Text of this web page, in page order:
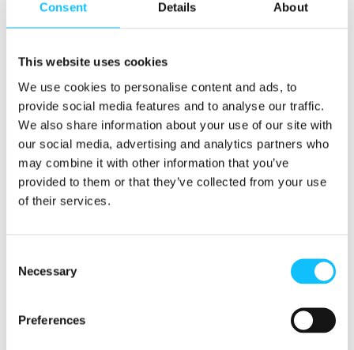
Consent Details About
This website uses cookies
We use cookies to personalise content and ads, to
provide social media features and to analyse our traffic.
We also share information about your use of our site with
our social media, advertising and analytics partners who
may combine it with other information that you’ve
provided to them or that they’ve collected from your use
of their services.
Selection
Necessary
Preferences
Haluatko jutella lisää Reilun